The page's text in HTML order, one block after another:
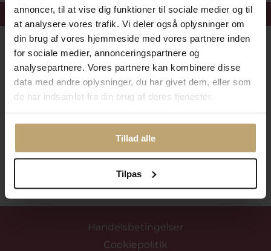
annoncer, til at vise dig funktioner til sociale medier og til
at analysere vores trafik. Vi deler også oplysninger om
din brug af vores hjemmeside med vores partnere inden
for sociale medier, annonceringspartnere og
analysepartnere. Vores partnere kan kombinere disse
data med andre oplysninger, du har givet dem, eller som
de har indsamlet fra din brug af deres tjenester.
Tillad alle
Tilpas
Få 15% velkomstrabat
Følg med i vores nyhedsbrev
Læs mere her
Handelsbetingelser
Cookiepolitik